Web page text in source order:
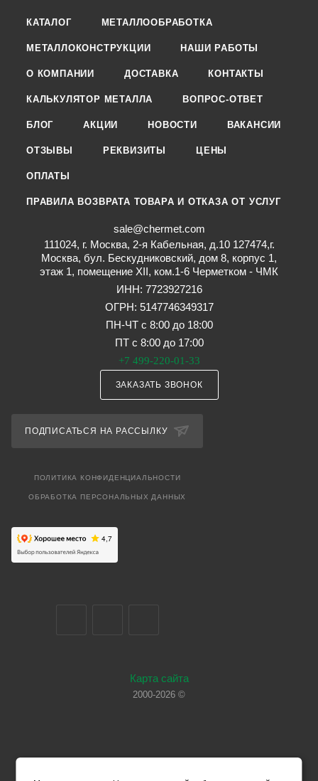
КАТАЛОГ МЕТАЛЛООБРАБОТКА
МЕТАЛЛОКОНСТРУКЦИИ НАШИ РАБОТЫ
О КОМПАНИИ ДОСТАВКА КОНТАКТЫ
КАЛЬКУЛЯТОР МЕТАЛЛА ВОПРОС-ОТВЕТ
БЛОГ АКЦИИ НОВОСТИ ВАКАНСИИ
ОТЗЫВЫ РЕКВИЗИТЫ ЦЕНЫ
ОПЛАТЫ
ПРАВИЛА ВОЗВРАТА ТОВАРА И ОТКАЗА ОТ УСЛУГ
sale@chermet.com
111024, г. Москва, 2-я Кабельная, д.10 127474,г.
Москва, бул. Бескудниковский, дом 8, корпус 1,
этаж 1, помещение XII, ком.1-6 Черметком - ЧМК
ИНН: 7723927216
ОГРН: 5147746349317
ПН-ЧТ с 8:00 до 18:00
ПТ с 8:00 до 17:00
+7 499-220-01-33
ЗАКАЗАТЬ ЗВОНОК
ПОДПИСАТЬСЯ НА РАССЫЛКУ
ПОЛИТИКА КОНФИДЕНЦИАЛЬНОСТИ
ОБРАБОТКА ПЕРСОНАЛЬНЫХ ДАННЫХ
Карта сайта
2000-2026 ©